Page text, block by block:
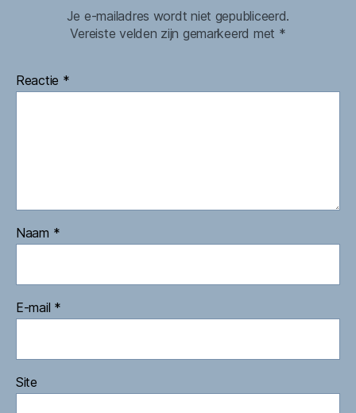
Je e-mailadres wordt niet gepubliceerd.
Vereiste velden zijn gemarkeerd met *
Reactie *
Naam *
E-mail *
Site